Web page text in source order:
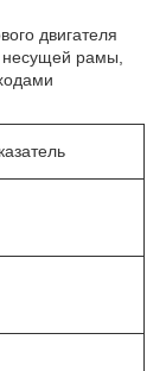
двигателя
несущей рамы,